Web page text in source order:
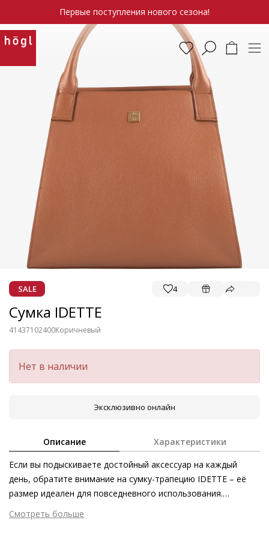
Первые поступления нового сезона!
SALE 4
Сумка IDETTE
41437102400Коричневый
Нет в наличии
Эксклюзивно онлайн
Описание Характеристики
Если вы подыскиваете достойный аксессуар на каждый
день, обратите внимание на сумку-трапецию IDETTE – её
размер идеален для повседневного использования.
Надёжный компаньон днём, элегантный спутник вечером –
сумка IDETTE актуальна в любой ситуации. Магнитная
Смотреть больше